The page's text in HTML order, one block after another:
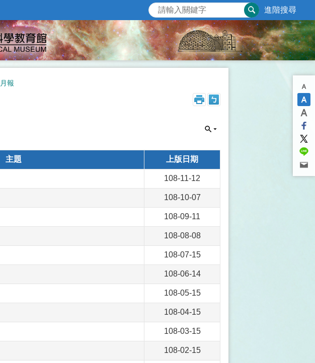
進階搜尋
報
主題 上版日期
108-11-12
108-10-07
108-09-11
108-08-08
108-07-15
108-06-14
108-05-15
108-04-15
108-03-15
108-02-15